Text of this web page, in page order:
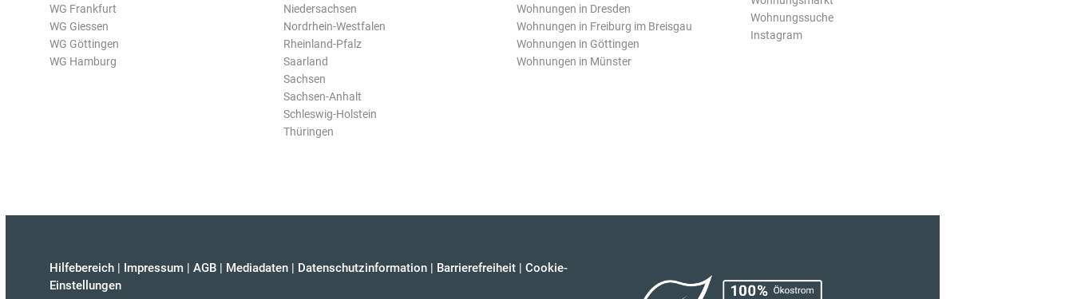
WG Frankfurt
WG Giessen
WG Göttingen
WG Hamburg
Niedersachsen
Nordrhein-Westfalen
Rheinland-Pfalz
Saarland
Sachsen
Sachsen-Anhalt
Schleswig-Holstein
Thüringen
Wohnungen in Dresden
Wohnungen in Freiburg im Breisgau
Wohnungen in Göttingen
Wohnungen in Münster
Wohnungssuche
Instagram
Hilfebereich | Impressum | AGB | Mediadaten | Datenschutzinformation | Barrierefreiheit | Cookie-
Einstellungen